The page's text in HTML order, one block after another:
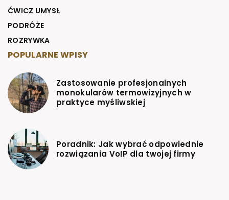
ĆWICZ UMYSŁ
PODRÓŻE
ROZRYWKA
POPULARNE WPISY
Zastosowanie profesjonalnych
monokularów termowizyjnych w
praktyce myśliwskiej
Poradnik: Jak wybrać odpowiednie
rozwiązania VoIP dla twojej firmy